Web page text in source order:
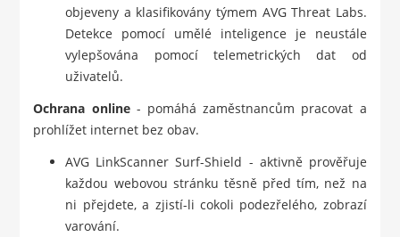
objeveny a klasifikovány týmem AVG Threat Labs.
Detekce pomocí umělé inteligence je neustále
vylepšována pomocí telemetrických dat od
uživatelů.
Ochrana online- pomáhá zaměstnancům pracovat a
prohlížet internet bez obav.
AVG LinkScanner Surf-Shield - aktivně prověřuje
každou webovou stránku těsně před tím, než na
ni přejdete, a zjistí-li cokoli podezřelého, zobrazí
varování.